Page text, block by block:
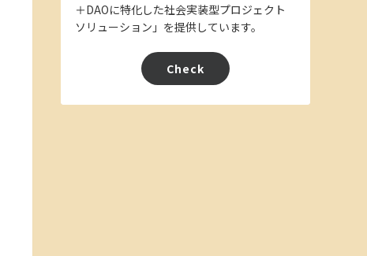
＋DAOに特化した社会実装型プロジェクト
ソリューション」を提供しています。
Check